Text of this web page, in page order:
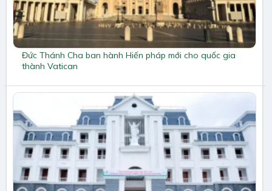
Đức Thánh Cha ban hành Hiến pháp mới cho quốc gia
thành Vatican